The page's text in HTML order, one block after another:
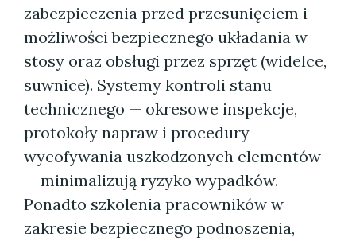
zabezpieczenia przed przesunięciem i
możliwości bezpiecznego układania w
stosy oraz obsługi przez sprzęt (widelce,
suwnice). Systemy kontroli stanu
technicznego — okresowe inspekcje,
protokoły napraw i procedury
wycofywania uszkodzonych elementów
— minimalizują ryzyko wypadków.
Ponadto szkolenia pracowników w
zakresie bezpiecznego podnoszenia,